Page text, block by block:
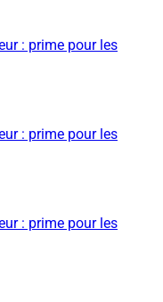
: prime pour les
: prime pour les
: prime pour les